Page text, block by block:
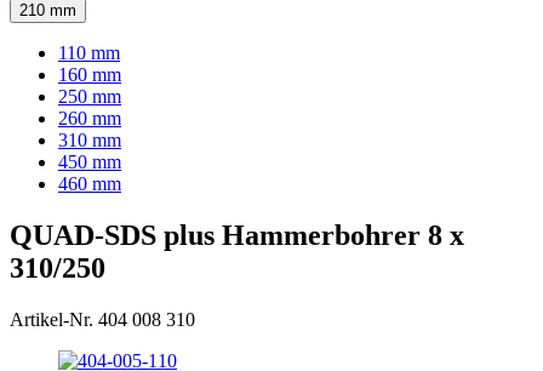
210 mm
110 mm
160 mm
250 mm
260 mm
310 mm
450 mm
460 mm
QUAD-SDS plus Hammerbohrer 8 x
310/250
Artikel-Nr. 404 008 310